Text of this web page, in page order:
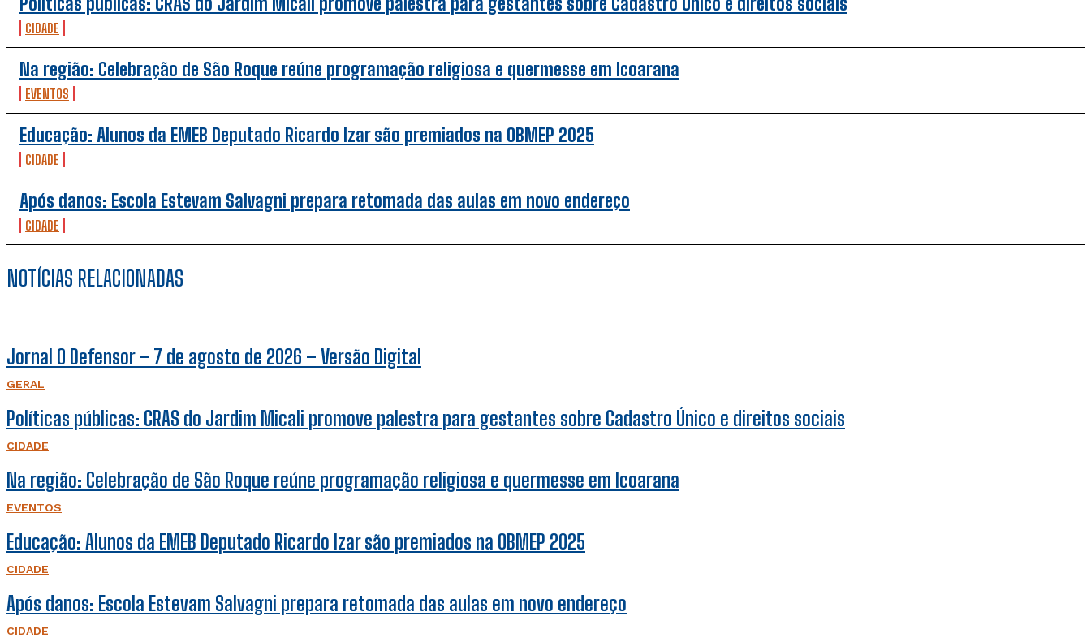
CIDADE
Na região: Celebração de São Roque reúne programação religiosa e quermesse em Icoarana
EVENTOS
Educação: Alunos da EMEB Deputado Ricardo Izar são premiados na OBMEP 2025
CIDADE
Após danos: Escola Estevam Salvagni prepara retomada das aulas em novo endereço
CIDADE
NOTÍCIAS RELACIONADAS
Jornal O Defensor – 7 de agosto de 2026 – Versão Digital
GERAL
Políticas públicas: CRAS do Jardim Micali promove palestra para gestantes sobre Cadastro Único e direitos sociais
CIDADE
Na região: Celebração de São Roque reúne programação religiosa e quermesse em Icoarana
EVENTOS
Educação: Alunos da EMEB Deputado Ricardo Izar são premiados na OBMEP 2025
CIDADE
Após danos: Escola Estevam Salvagni prepara retomada das aulas em novo endereço
CIDADE